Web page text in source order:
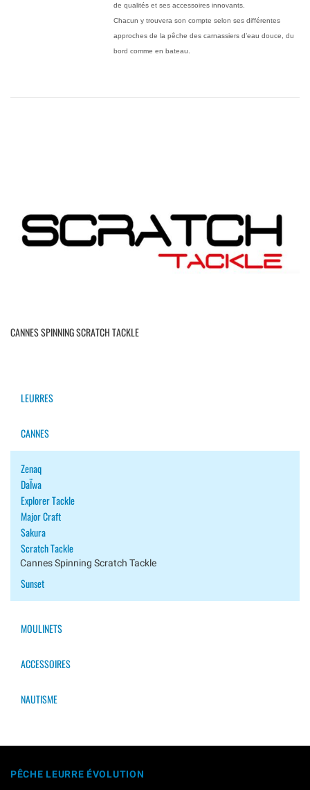
de qualités et ses accessoires innovants.
Chacun y trouvera son compte selon ses différentes
approches de la pêche des carnassiers d’eau douce, du
bord comme en bateau.
CANNES SPINNING SCRATCH TACKLE
LEURRES
CANNES
Zenaq
DaÏwa
Explorer Tackle
Major Craft
Sakura
Scratch Tackle
Cannes Spinning Scratch Tackle
Sunset
MOULINETS
ACCESSOIRES
NAUTISME
PÊCHE LEURRE ÉVOLUTION